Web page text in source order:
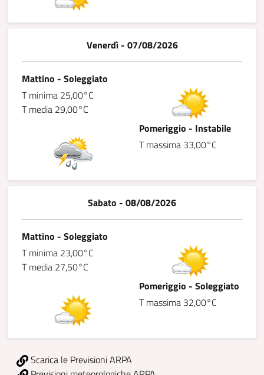
Venerdì - 07/08/2026
Mattino - Soleggiato
T minima 25,00°C
T media 29,00°C
Pomeriggio - Instabile
T massima 33,00°C
Sabato - 08/08/2026
Mattino - Soleggiato
T minima 23,00°C
T media 27,50°C
Pomeriggio - Soleggiato
T massima 32,00°C
Scarica le Previsioni ARPA